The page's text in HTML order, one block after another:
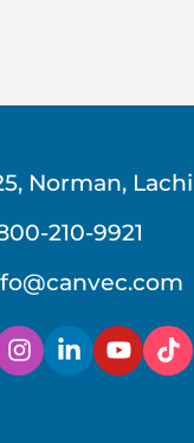
Norman,
210-9921